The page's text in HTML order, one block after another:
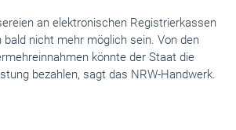
an elektronischen Registrierkassen
bald nicht mehr möglich sein. Von den
könnte der Staat die
bezahlen, sagt das NRW-Handwerk.